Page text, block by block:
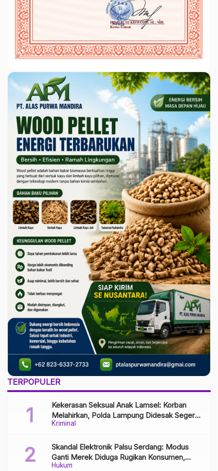
TERPOPULER
Kriminal
Kekerasan Seksual Anak Lamsel: Korban
Melahirkan, Polda Lampung Didesak Segera
Tangkap Pelaku
Hukum
Skandal Elektronik Palsu Serdang: Modus
Ganti Merek Diduga Rugikan Konsumen,
Aparat Diminta Bongkar Jaringan Distribusi